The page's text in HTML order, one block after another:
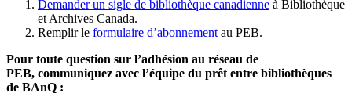
Demander un sigle de bibliothèque canadienne à Bibliothèque
et Archives Canada.
Remplir le formulaire d’abonnement au PEB.
Pour toute question sur l’adhésion au réseau de
PEB, communiquez avec l’équipe du prêt entre bibliothèques
de BAnQ :